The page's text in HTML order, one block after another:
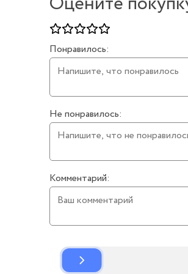
Понравилось:
Не понравилось:
Комментарий: